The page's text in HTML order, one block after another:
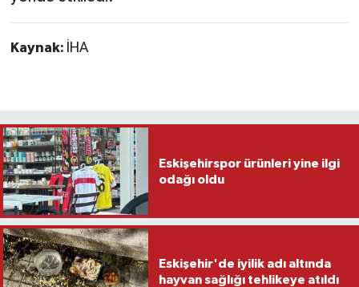
Kaynak: İHA
Eskişehirspor ürünleri yine ilgi
odağı oldu
Eskişehir'de iyilik adı altında
hayvan sağlığı tehlikeye atıldı